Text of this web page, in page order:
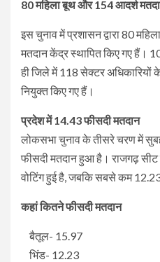
80 महिला बूथ और 154 आदर्श
इस चुनाव में प्रशासन द्वारा 80
मतदान केंद्र स्थापित किए गए हैं।
ही जिले में 118 सेक्टर अधिकारियों
नियुक्त किए गए हैं।
प्रदेश में 14.43 फीसदी मतदान
लोकसभा चुनाव के तीसरे चरण में
फीसदी मतदान हुआ है। राजगढ़
वोटिंग हुई है, जबकि सबसे कम
कहां कितने फीसदी मतदान
बैतूल- 15.97
भिंड- 12.23